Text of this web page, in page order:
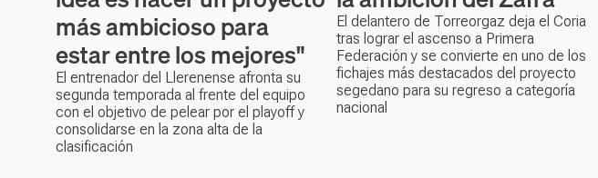
más ambicioso para
estar entre los mejores"
El entrenador del Llerenense afronta su
segunda temporada al frente del equipo
con el objetivo de pelear por el playoff y
consolidarse en la zona alta de la
clasificación
El delantero de Torreorgaz deja el Coria
tras lograr el ascenso a Primera
Federación y se convierte en uno de los
fichajes más destacados del proyecto
segedano para su regreso a categoría
nacional